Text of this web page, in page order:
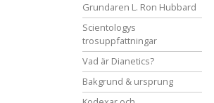
Grundaren L. Ron Hubbard
Scientologys
trosuppfattningar
Vad är Dianetics?
Bakgrund & ursprung